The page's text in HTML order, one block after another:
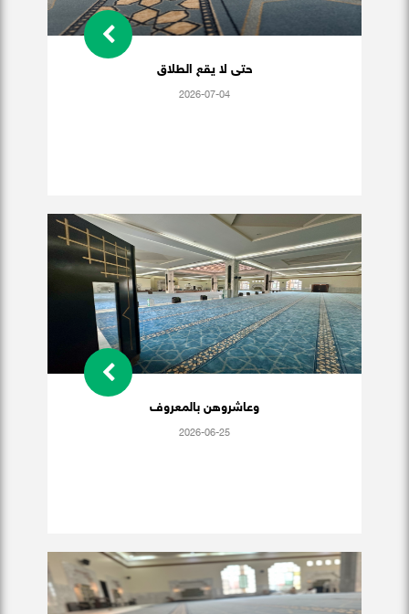
حتى لا يقع الطلاق
2026-07-04
وعاشروهن بالمعروف
2026-06-25